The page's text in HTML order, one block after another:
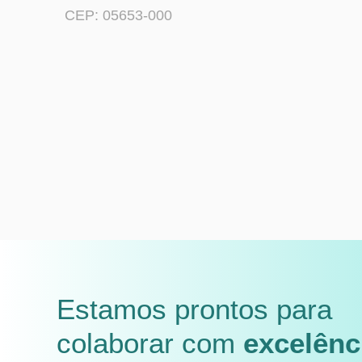
CEP: 05653-000
Estamos prontos para
colaborar com